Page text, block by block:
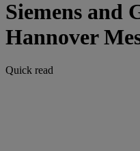
Siemens and
Hannover
Quick read